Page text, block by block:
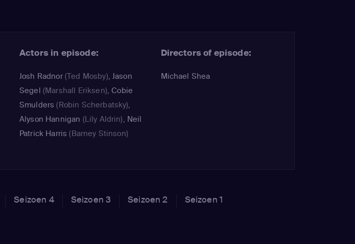
Actors in episode:
Josh Radnor(Ted Mosby),Jason
Segel (Marshall Eriksen),Cobie
Smulders (Robin Scherbatsky),
Alyson Hannigan (Lily Aldrin), Neil
Patrick Harris (Barney Stinson)
Directors of episode:
Michael Shea
Seizoen 4 Seizoen 3 Seizoen 2 Seizoen 1